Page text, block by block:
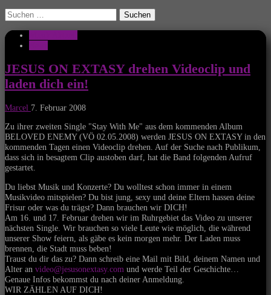
Suchen
nach:
JESUS ON EXTASY drehen Videoclip und
laden dich ein!
Marcel 7. Februar 2008
Zu ihrer zweiten Single "Stay With Me" aus dem kommenden Album
BELOVED ENEMY (VÖ 02.05.2008) werden JESUS ON EXTASY in den
kommenden Tagen einen Videoclip drehen. Auf der Suche nach Publikum,
dass sich in besagtem Clip austoben darf, hat die Band folgenden Aufruf
gestartet.
Du liebst Musik und Konzerte? Du wolltest schon immer in einem
Musikvideo mitspielen? Du bist jung, sexy und deine Eltern hassen deine
Frisur oder was du trägst? Dann brauchen wir DICH!
Am 16. und 17. Februar drehen wir im Ruhrgebiet das Video zu unserer
nächsten Single. Wir brauchen so viele Leute wie möglich, die während
unserer Show feiern, als gäbe es kein morgen mehr. Der Laden muss
brennen, die Stadt muss beben!
Traust du dir das zu? Dann schreib eine Mail mit Bild, deinem Namen und
Alter an video@jesusonextasy.com und werde Teil der Geschichte…
Genaue Infos bekommst du nach deiner Anmeldung.
WIR ZÄHLEN AUF DICH!